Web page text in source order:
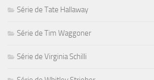
Série de Tate Hallaway
Série de Tim Waggoner
Série de Virginia Schilli